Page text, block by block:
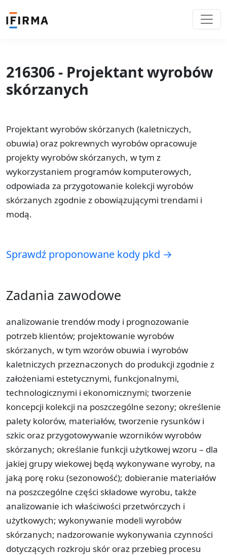
216306 - Projektant wyrobów
skórzanych
Projektant wyrobów skórzanych (kaletniczych,
obuwia) oraz pokrewnych wyrobów opracowuje
projekty wyrobów skórzanych, w tym z
wykorzystaniem programów komputerowych,
odpowiada za przygotowanie kolekcji wyrobów
skórzanych zgodnie z obowiązującymi trendami i
modą.
Sprawdź proponowane kody pkd →
Zadania zawodowe
analizowanie trendów mody i prognozowanie
potrzeb klientów; projektowanie wyrobów
skórzanych, w tym wzorów obuwia i wyrobów
kaletniczych przeznaczonych do produkcji zgodnie z
założeniami estetycznymi, funkcjonalnymi,
technologicznymi i ekonomicznymi; tworzenie
koncepcji kolekcji na poszczególne sezony; określenie
palety kolorów, materiałów, tworzenie rysunków i
szkic oraz przygotowywanie wzorników wyrobów
skórzanych; określanie funkcji użytkowej wzoru – dla
jakiej grupy wiekowej będą wykonywane wyroby, na
jaką porę roku (sezonowość); dobieranie materiałów
na poszczególne części składowe wyrobu, także
analizowanie ich właściwości przetwórczych i
użytkowych; wykonywanie modeli wyrobów
skórzanych; nadzorowanie wykonywania czynności
dotyczących rozkroju skór oraz przebieg procesu